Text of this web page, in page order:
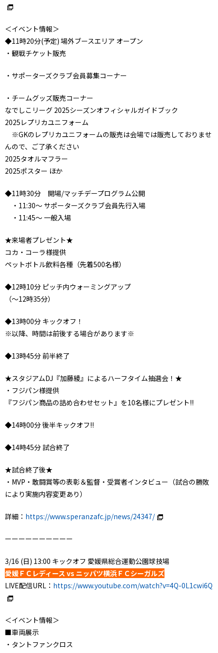
＜イベント情報＞
◆11時20分(予定) 場外ブースエリア オープン
・観戦チケット販売
・サポーターズクラブ会員募集コーナー
・チームグッズ販売コーナー
なでしこリーグ 2025シーズンオフィシャルガイドブック
2025レプリカユニフォーム
※GKのレプリカユニフォームの販売は会場では販売しておりませ
んので、ご了承ください
2025タオルマフラー
2025ポスター ほか
◆11時30分 開場/マッチデープログラム公開
・11:30〜 サポーターズクラブ会員先行入場
・11:45〜 一般入場
★来場者プレゼント★
コカ・コーラ様提供
ペットボトル飲料各種（先着500名様）
◆12時10分 ピッチ内ウォーミングアップ
（～12時35分）
◆13時00分 キックオフ！
※以降、時間は前後する場合があります※
◆13時45分 前半終了
★スタジアムDJ『加藤綾』によるハーフタイム抽選会！★
・フジパン様提供
『フジパン商品の詰め合わせセット』を10名様にプレゼント!!
◆14時00分 後半キックオフ!!
◆14時45分 試合終了
★試合終了後★
・MVP・敢闘賞等の表彰＆監督・受賞者インタビュー（試合の勝敗
により実施内容変更あり）
詳細： https://www.speranzafc.jp/news/24347/
ーーーーーーーーーー
3/16 (日) 13:00 キックオフ 愛媛県総合運動公園球技場
愛媛ＦＣレディース vs ニッパツ横浜ＦＣシーガルズ
LIVE配信URL： https://www.youtube.com/watch?v=4Q-0L1cwi6Q
＜イベント情報＞
■車両展示
・タントファンクロス